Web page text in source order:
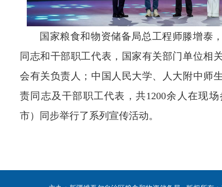
国家粮食和物资储备局总工程师滕增泰
同志和干部职工代表，国家有关部门单位相
会有关负责人；中国人民大学、人大附中师
责同志及干部职工代表，共1200余人在现
市）同步举行了系列宣传活动。